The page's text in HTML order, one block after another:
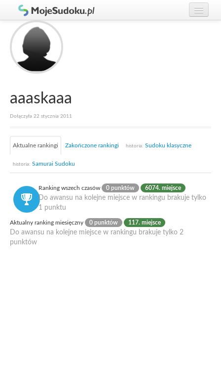
Graj w Sudoku!
Zasady Sudoku
Rankingi
aaaskaaa
Dołączyła 22 stycznia 2011
Aktualne rankingi Zakończone rankingi historia: Sudoku klasyczne
historia: Samurai Sudoku
Ranking wszech czasów 0 punktów 6074. miejsce
Do awansu na kolejne miejsce w rankingu brakuje tylko
1 punktu
Aktualny ranking miesięczny 0 punktów 117. miejsce
Do awansu na kolejne miejsce w rankingu brakuje tylko 2
punktów